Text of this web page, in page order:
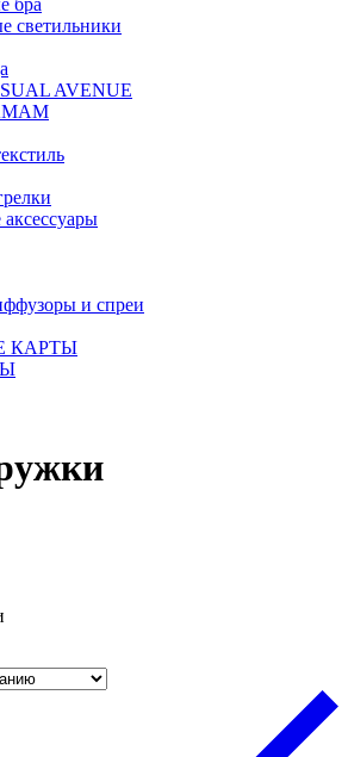
бра
светильники
AVENUE
и спреи
КАРТЫ